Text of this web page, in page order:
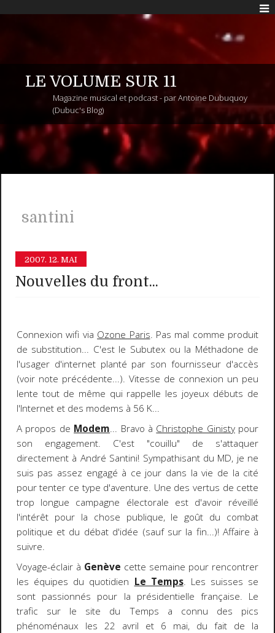
LE VOLUME SUR 11
Magazine musical et podcast - par Antoine Dubuquoy
(Dubuc's Blog)
santini
2007. 12. MAI
Nouvelles du front...
Connexion wifi via Ozone Paris. Pas mal comme produit
de substitution... C'est le Subutex ou la Méthadone de
l'usager d'internet planté par son fournisseur d'accès
(voir note précédente...). Vitesse de connexion un peu
lente tout de même qui rappelle les joyeux débuts de
l'Internet et des modems à 56 K...
A propos de Modem... Bravo à Christophe Ginistypour
son engagement. C'est "couillu" de s'attaquer
directement à André Santini! Sympathisant du MD, je ne
suis pas assez engagé à ce jour dans la vie de la cité
pour tenter ce type d'aventure. Une des vertus de cette
trop longue campagne électorale est d'avoir réveillé
l'intérêt pour la chose publique, le goût du combat
politique et du débat d'idée (sauf sur la fin...)! Affaire à
suivre.
Voyage-éclair à Genève cette semaine pour rencontrer
les équipes du quotidien Le Temps. Les suisses se
sont passionnés pour la présidentielle française. Le
trafic sur le site du Temps a connu des pics
phénoménaux les 22 avril et 6 mai, du fait de la